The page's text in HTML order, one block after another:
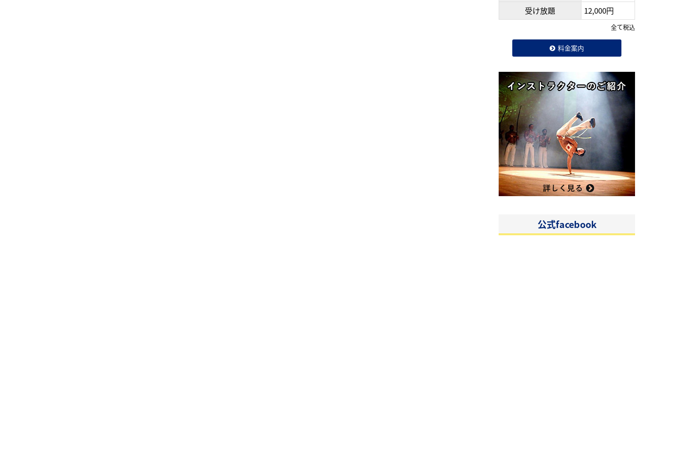
受け放題
12,000円
全て税込
料金案内
公式facebook